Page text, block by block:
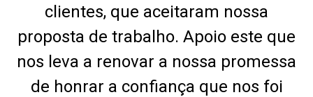
clientes, que aceitaram nossa
proposta de trabalho. Apoio este que
nos leva a renovar a nossa promessa
de honrar a confiança que nos foi